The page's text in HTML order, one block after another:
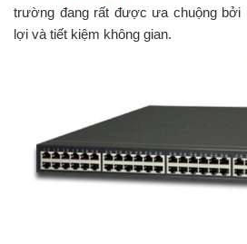
trường đang rất được ưa chuộng bởi
lợi và tiết kiệm không gian.